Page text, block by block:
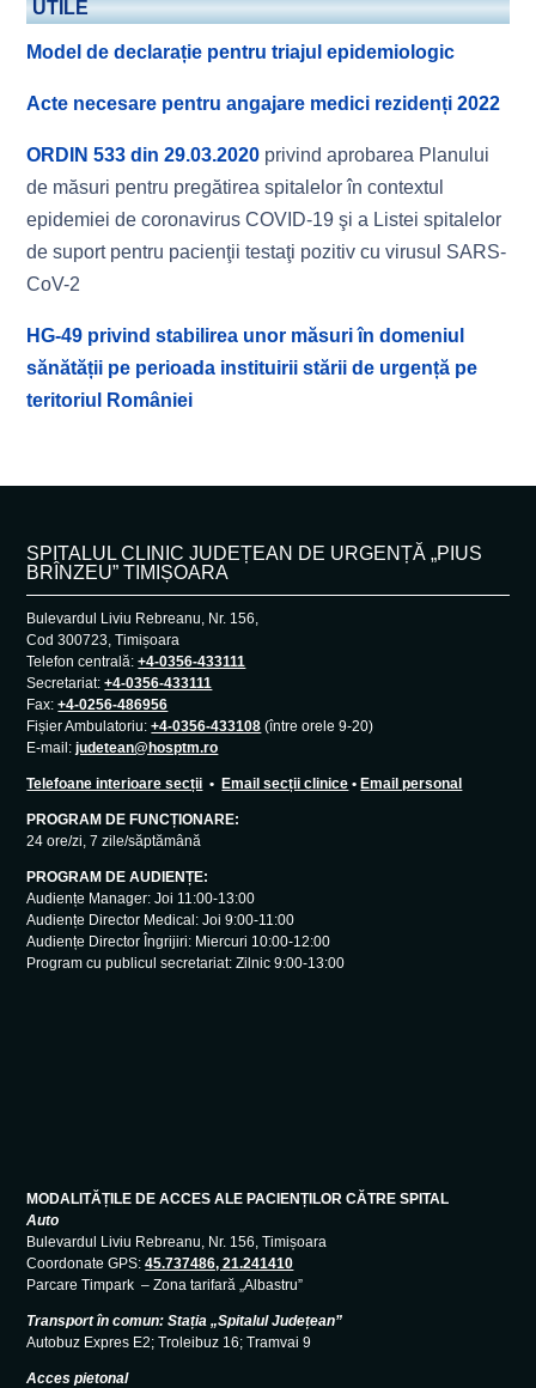
UTILE
Model de declarație pentru triajul epidemiologic
Acte necesare pentru angajare medici rezidenți 2022
ORDIN 533 din 29.03.2020 privind aprobarea Planului
de măsuri pentru pregătirea spitalelor în contextul
epidemiei de coronavirus COVID-19 şi a Listei spitalelor
de suport pentru pacienţii testaţi pozitiv cu virusul SARS-
CoV-2
HG-49 privind stabilirea unor măsuri în domeniul
sănătății pe perioada instituirii stării de urgență pe
teritoriul României
SPITALUL CLINIC JUDEȚEAN DE URGENȚĂ „PIUS
BRÎNZEU” TIMIȘOARA
Bulevardul Liviu Rebreanu, Nr. 156,
Cod 300723, Timișoara
Telefon centrală:+4-0356-433111
Secretariat:+4-0356-433111
Fax:+4-0256-486956
Fișier Ambulatoriu:+4-0356-433108 (între orele 9-20)
E-mail:judetean@hosptm.ro
Telefoane interioare secții •Email secții clinice •Email personal
PROGRAM DE FUNCȚIONARE:
24 ore/zi, 7 zile/săptămână
PROGRAM DE AUDIENȚE:
Audiențe Manager: Joi 11:00-13:00
Audiențe Director Medical: Joi 9:00-11:00
Audiențe Director Îngrijiri: Miercuri 10:00-12:00
Program cu publicul secretariat: Zilnic 9:00-13:00
MODALITĂȚILE DE ACCES ALE PACIENȚILOR CĂTRE SPITAL
Auto
Bulevardul Liviu Rebreanu, Nr. 156, Timișoara
Coordonate GPS:45.737486, 21.241410
Parcare Timpark – Zona tarifară „Albastru”
Transport în comun: Stația „Spitalul Județean”
Autobuz Expres E2; Troleibuz 16; Tramvai 9
Acces pietonal